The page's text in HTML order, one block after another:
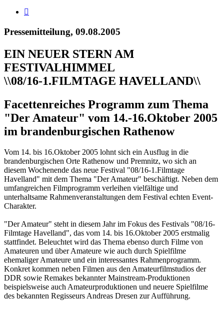

Pressemitteilung, 09.08.2005
EIN NEUER STERN AM
FESTIVALHIMMEL
\\08/16-1.FILMTAGE HAVELLAND\\
Facettenreiches Programm zum Thema
"Der Amateur" vom 14.-16.Oktober 2005
im brandenburgischen Rathenow
Vom 14. bis 16.Oktober 2005 lohnt sich ein Ausflug in die
brandenburgischen Orte Rathenow und Premnitz, wo sich an
diesem Wochenende das neue Festival "08/16-1.Filmtage
Havelland" mit dem Thema "Der Amateur" beschäftigt. Neben dem
umfangreichen Filmprogramm verleihen vielfältige und
unterhaltsame Rahmenveranstaltungen dem Festival echten Event-
Charakter.
"Der Amateur" steht in diesem Jahr im Fokus des Festivals "08/16-
Filmtage Havelland", das vom 14. bis 16.Oktober 2005 erstmalig
stattfindet. Beleuchtet wird das Thema ebenso durch Filme von
Amateuren und über Amateure wie auch durch Spielfilme
ehemaliger Amateure und ein interessantes Rahmenprogramm.
Konkret kommen neben Filmen aus den Amateurfilmstudios der
DDR sowie Remakes bekannter Mainstream-Produktionen
beispielsweise auch Amateurproduktionen und neuere Spielfilme
des bekannten Regisseurs Andreas Dresen zur Aufführung.